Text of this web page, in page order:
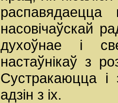
насовічаўскай
духоўнае і
настаўнікаў з
Сустракаюцца і
адзін з іх.